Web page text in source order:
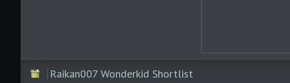
Raikan007 Wonderkid Shortlist